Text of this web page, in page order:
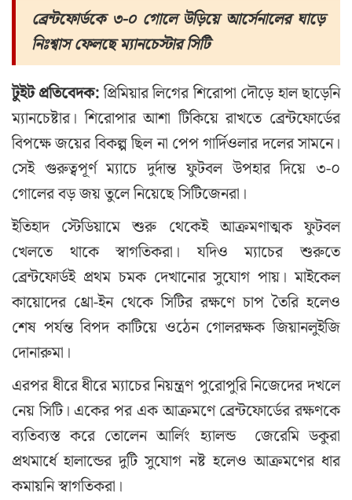
ব্রেন্টফোর্ডকে ৩-০ গোলে উড়িয়ে আর্সেনালের ঘাড়ে
নিঃশ্বাস ফেলছে ম্যানচেস্টার সিটি
টুইট প্রতিবেদক:প্রিমিয়ার লিগের শিরোপা দৌড়ে হাল ছাড়েনি
ম্যানচেষ্টার। শিরোপার আশা টিকিয়ে রাখতে ব্রেন্টফোর্ডের
বিপক্ষে জয়ের বিকল্প ছিল না পেপ গার্দিওলার দলের সামনে।
সেই গুরুত্বপূর্ণ ম্যাচে দুর্দান্ত ফুটবল উপহার দিয়ে ৩-০
গোলের বড় জয় তুলে নিয়েছে সিটিজেনরা।
ইতিহাদ স্টেডিয়ামে শুরু থেকেই আক্রমণাত্মক ফুটবল
খেলতে থাকে স্বাগতিকরা। যদিও ম্যাচের শুরুতে
ব্রেন্টফোর্ডই প্রথম চমক দেখানোর সুযোগ পায়। মাইকেল
কায়োদের থ্রো-ইন থেকে সিটির রক্ষণে চাপ তৈরি হলেও
শেষ পর্যন্ত বিপদ কাটিয়ে ওঠেন গোলরক্ষক জিয়ানলুইজি
দোনারুমা।
এরপর ধীরে ধীরে ম্যাচের নিয়ন্ত্রণ পুরোপুরি নিজেদের দখলে
নেয় সিটি। একের পর এক আক্রমণে ব্রেন্টফোর্ডের রক্ষণকে
ব্যতিব্যস্ত করে তোলেন আর্লিং হ্যালন্ড জেরেমি ডকুরা
প্রথমার্ধে হালান্ডের দুটি সুযোগ নষ্ট হলেও আক্রমণের ধার
কমায়নি স্বাগতিকরা।